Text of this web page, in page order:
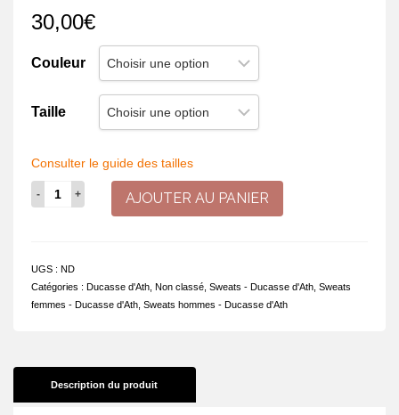
30,00€
Couleur
Taille
Consulter le guide des tailles
quantité
de
-
J'peux
nié,
AJOUTER AU PANIER
UGS : ND
Catégories : Ducasse d'Ath Non classé Sweats - Ducasse d'Ath Sweats
femmes - Ducasse d'Ath Sweats hommes - Ducasse d'Ath
Description du produit